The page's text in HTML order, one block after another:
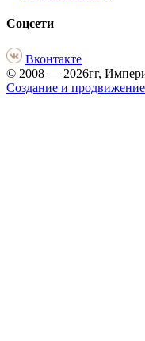
Соцсети
Вконтакте
© 2008 — 2026гг,
Создание и продвижение